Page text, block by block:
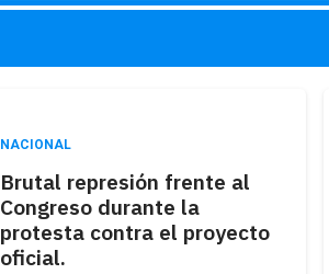
NACIONAL
Brutal represión frente al
Congreso durante la
protesta contra el proyecto
oficial.